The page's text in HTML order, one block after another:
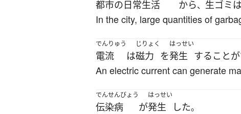
都市の日常生活 から、 生ゴミ は
In the city, large quantities of
でんりゅう
電流 は
じりょく
磁力 を
はっせい
発生 する こと
An electric current can generate
でんせんびょう
伝染病 が
はっせい
発生 した。